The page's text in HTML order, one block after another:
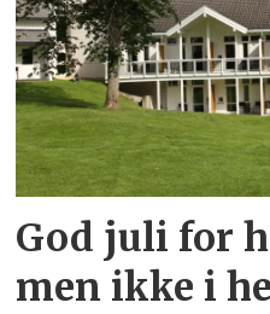
God juli for
men ikke i